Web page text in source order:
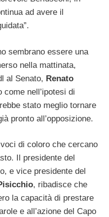
ad avere il
sembrano essere una
nella mattinata,
al Senato, Renato
nell’ipotesi di
stato meglio tornare
pronto all’opposizione.
di coloro che cercano
Il presidente del
e vice presidente del
, ribadisce che
la capacità di prestare
e all’azione del Capo